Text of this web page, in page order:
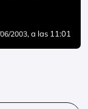
2003, a las 11:01